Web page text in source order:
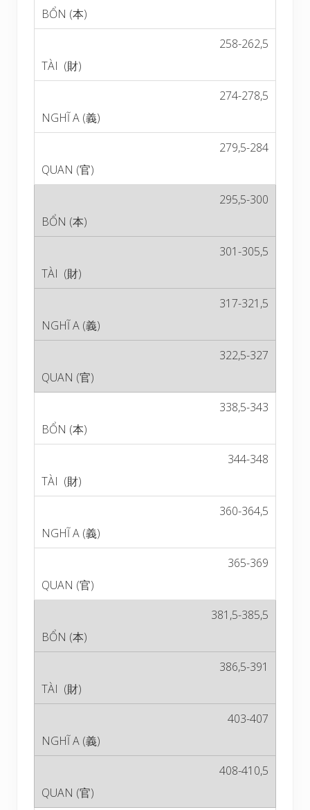
258-262,5
274-278,5
279,5-284
295,5-300
301-305,5
317-321,5
322,5-327
338,5-343
344-348
360-364,5
365-369
381,5-385,5
386,5-391
403-407
408-410,5